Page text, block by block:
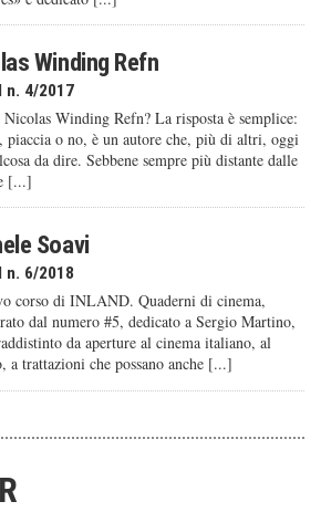
Winding Refn
n. 4/2017
Nicolas Winding Refn? La risposta è semplice:
piaccia o no, è un autore che, più di altri, oggi
da dire. Sebbene sempre più distante dalle
[...]
Soavi
n. 6/2018
corso di INLAND. Quaderni di cinema,
dal numero #5, dedicato a Sergio Martino,
da aperture al cinema italiano, al
a trattazioni che possano anche [...]